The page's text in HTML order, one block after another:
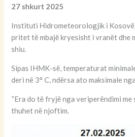
27 shkurt 2025
Instituti Hidrometeorologjik i
pritet të mbajë kryesisht i vranët dhe
shiu.
Sipas IHMK-së, temperaturat
deri në 3° C, ndërsa ato maksimale
“Era do të fryjë nga veriperëndimi me
thuhet në njoftim.